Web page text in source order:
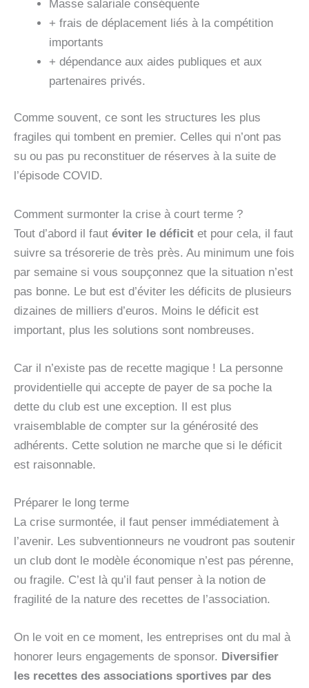
Masse salariale conséquente
+ frais de déplacement liés à la compétition
importants
+ dépendance aux aides publiques et aux
partenaires privés.
Comme souvent, ce sont les structures les plus
fragiles qui tombent en premier. Celles qui n’ont pas
su ou pas pu reconstituer de réserves à la suite de
l’épisode COVID.
Comment surmonter la crise à court terme ?
Tout d’abord il faut éviter le déficit et pour cela, il faut
suivre sa trésorerie de très près. Au minimum une fois
par semaine si vous soupçonnez que la situation n’est
pas bonne. Le but est d’éviter les déficits de plusieurs
dizaines de milliers d’euros. Moins le déficit est
important, plus les solutions sont nombreuses.
Car il n’existe pas de recette magique ! La personne
providentielle qui accepte de payer de sa poche la
dette du club est une exception. Il est plus
vraisemblable de compter sur la générosité des
adhérents. Cette solution ne marche que si le déficit
est raisonnable.
Préparer le long terme
La crise surmontée, il faut penser immédiatement à
l’avenir. Les subventionneurs ne voudront pas soutenir
un club dont le modèle économique n’est pas pérenne,
ou fragile. C’est là qu’il faut penser à la notion de
fragilité de la nature des recettes de l’association.
On le voit en ce moment, les entreprises ont du mal à
honorer leurs engagements de sponsor. Diversifier
les recettes des associations sportives par des